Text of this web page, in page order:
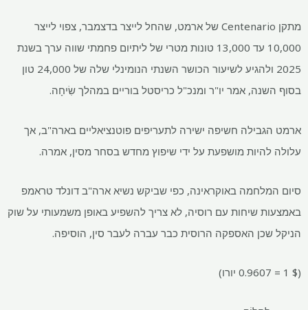
מתקן Centenario של ארמט, שהחל לייצר בדצמבר, צפוי לייצר
10,000 עד 13,000 טונות מטרי של ליתיום פחמתי שווה ערך בשנת
2025 ולהגיע לשיעור הכושר השנתי הנומינלי שלה של 24,000 טון
אמר יו"ר ומנכ"ל כריסטל בוריים במהלך שִׂיחָה.
חשיפה ישירה לתעריפים פוטנציאליים בארה"ב, אך
מושפעת על ידי שיפוץ מחדש בסחר מסין, אמרה.
באוקראינה, כפי שביקש נשיא ארה"ב דונלד טראמפ
שיחות עם רוסיה, לא צריך להשפיע באופן משמעותי על שוק
האספקה ​​הרוסית כבר עברה לעבר סין, הוסיפה.